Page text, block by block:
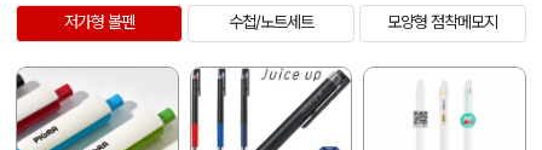
저가형 볼펜 수첩/노트세트 모양형 점착메모지